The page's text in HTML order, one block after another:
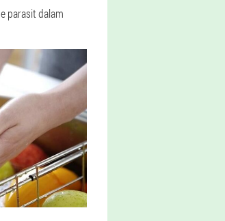
parasit dalam